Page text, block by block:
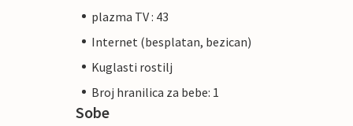
plazma TV : 43
Internet (besplatan, bezican)
Kuglasti rostilj
Broj hranilica za bebe: 1
Sobe